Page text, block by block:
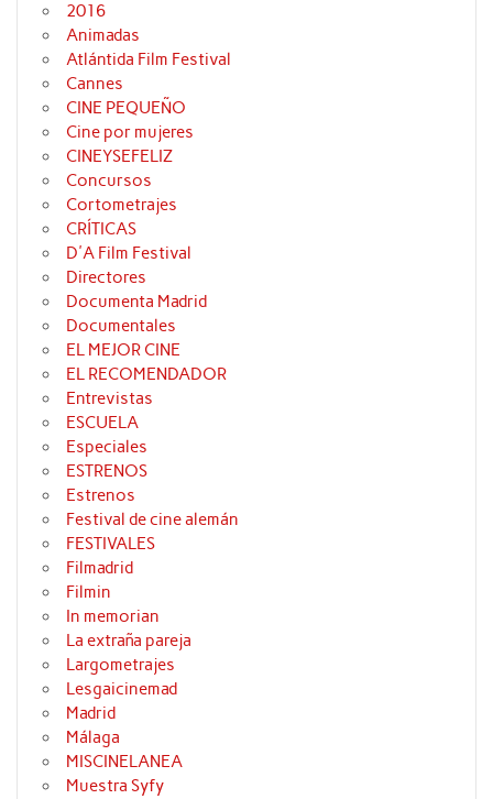
2016
Animadas
Atlántida Film Festival
Cannes
CINE PEQUEÑO
Cine por mujeres
CINEYSEFELIZ
Concursos
Cortometrajes
CRÍTICAS
D'A Film Festival
Directores
Documenta Madrid
Documentales
EL MEJOR CINE
EL RECOMENDADOR
Entrevistas
ESCUELA
Especiales
ESTRENOS
Estrenos
Festival de cine alemán
FESTIVALES
Filmadrid
Filmin
In memorian
La extraña pareja
Largometrajes
Lesgaicinemad
Madrid
Málaga
MISCINELANEA
Muestra Syfy